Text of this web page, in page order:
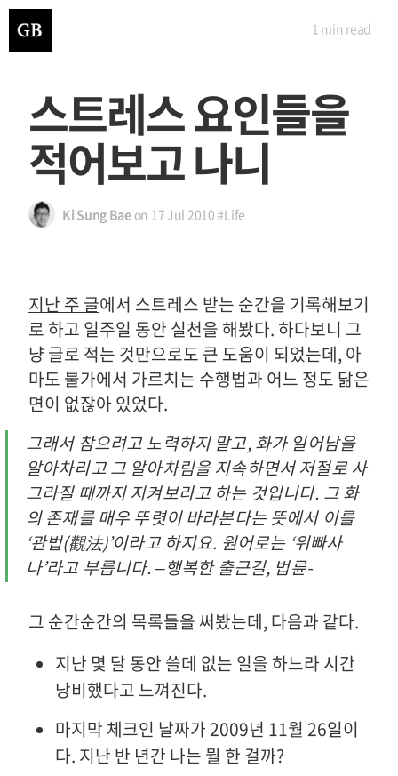
스트레스 요인들을
적어보고 나니
Ki Sung Baeon 17 Jul 2010#Life
1 min read
지난 주 글에서 스트레스 받는 순간을 기록해보기
로 하고 일주일 동안 실천을 해봤다. 하다보니 그
냥 글로 적는 것만으로도 큰 도움이 되었는데, 아
마도 불가에서 가르치는 수행법과 어느 정도 닮은
면이 없잖아 있었다.
그래서 참으려고 노력하지 말고, 화가 일어남을
알아차리고 그 알아차림을 지속하면서 저절로 사
그라질 때까지 지켜보라고 하는 것입니다. 그 화
의 존재를 매우 뚜렷이 바라본다는 뜻에서 이를
‘관법(觀法)’이라고 하지요. 원어로는 ‘위빠사
나’라고 부릅니다. –행복한 출근길, 법륜-
그 순간순간의 목록들을 써봤는데, 다음과 같다.
지난 몇 달 동안 쓸데 없는 일을 하느라 시간
낭비했다고 느껴진다.
마지막 체크인 날짜가 2009년 11월 26일이
다. 지난 반 년간 나는 뭘 한 걸까?